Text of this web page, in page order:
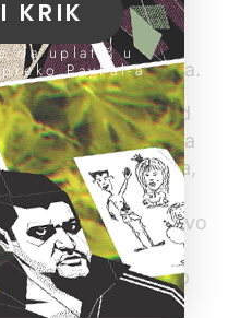
stići još tužbi od
na rad KRIK-a.
je šest meseci od
toga nas je Koluvija
aprila. Nakon toga,
o njemu i
tužiti i zbog njih. Ovo
portal kojim
da odustanemo
slučaja
KRIK
da uplatiš u
PayPal-a